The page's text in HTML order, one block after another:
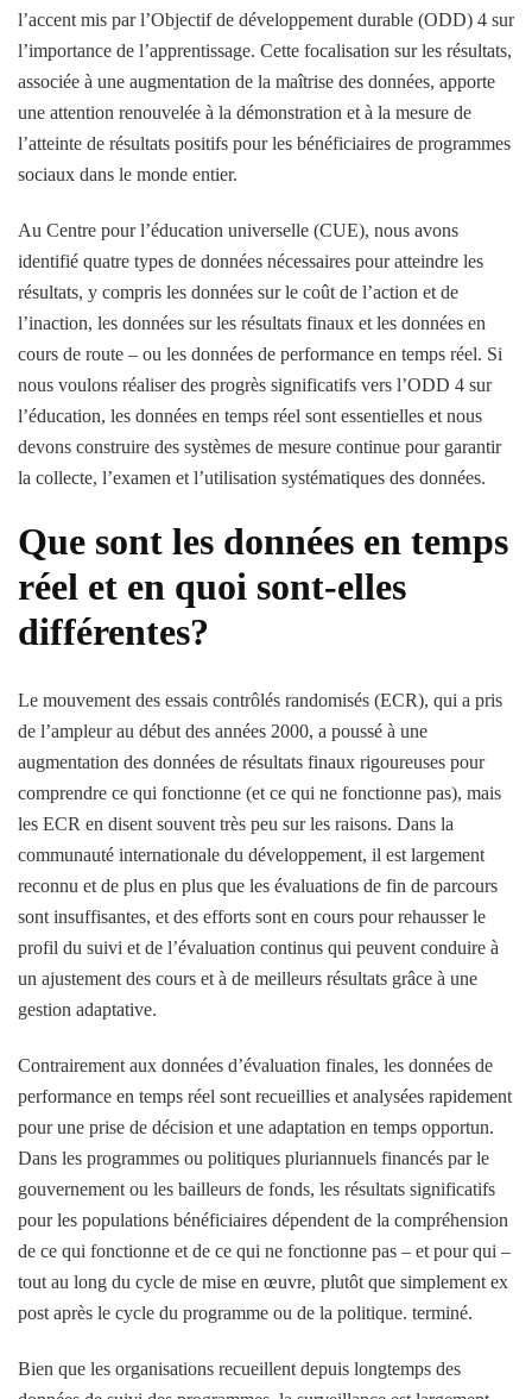
l’accent mis par l’Objectif de développement durable (ODD) 4 sur
l’importance de l’apprentissage. Cette focalisation sur les résultats,
associée à une augmentation de la maîtrise des données, apporte
une attention renouvelée à la démonstration et à la mesure de
l’atteinte de résultats positifs pour les bénéficiaires de programmes
sociaux dans le monde entier.
Au Centre pour l’éducation universelle (CUE), nous avons
identifié quatre types de données nécessaires pour atteindre les
résultats, y compris les données sur le coût de l’action et de
l’inaction, les données sur les résultats finaux et les données en
cours de route – ou les données de performance en temps réel. Si
nous voulons réaliser des progrès significatifs vers l’ODD 4 sur
l’éducation, les données en temps réel sont essentielles et nous
devons construire des systèmes de mesure continue pour garantir
la collecte, l’examen et l’utilisation systématiques des données.
Que sont les données en temps
réel et en quoi sont-elles
différentes?
Le mouvement des essais contrôlés randomisés (ECR), qui a pris
de l’ampleur au début des années 2000, a poussé à une
augmentation des données de résultats finaux rigoureuses pour
comprendre ce qui fonctionne (et ce qui ne fonctionne pas), mais
les ECR en disent souvent très peu sur les raisons. Dans la
communauté internationale du développement, il est largement
reconnu et de plus en plus que les évaluations de fin de parcours
sont insuffisantes, et des efforts sont en cours pour rehausser le
profil du suivi et de l’évaluation continus qui peuvent conduire à
un ajustement des cours et à de meilleurs résultats grâce à une
gestion adaptative.
Contrairement aux données d’évaluation finales, les données de
performance en temps réel sont recueillies et analysées rapidement
pour une prise de décision et une adaptation en temps opportun.
Dans les programmes ou politiques pluriannuels financés par le
gouvernement ou les bailleurs de fonds, les résultats significatifs
pour les populations bénéficiaires dépendent de la compréhension
de ce qui fonctionne et de ce qui ne fonctionne pas – et pour qui –
tout au long du cycle de mise en œuvre, plutôt que simplement ex
post après le cycle du programme ou de la politique. terminé.
Bien que les organisations recueillent depuis longtemps des